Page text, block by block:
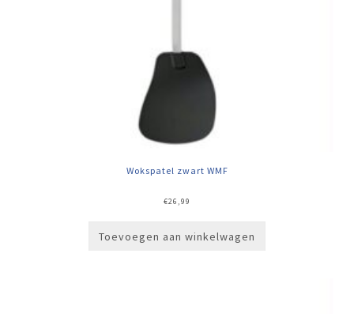
Wokspatel zwart WMF
€26,99
Toevoegen aan winkelwagen